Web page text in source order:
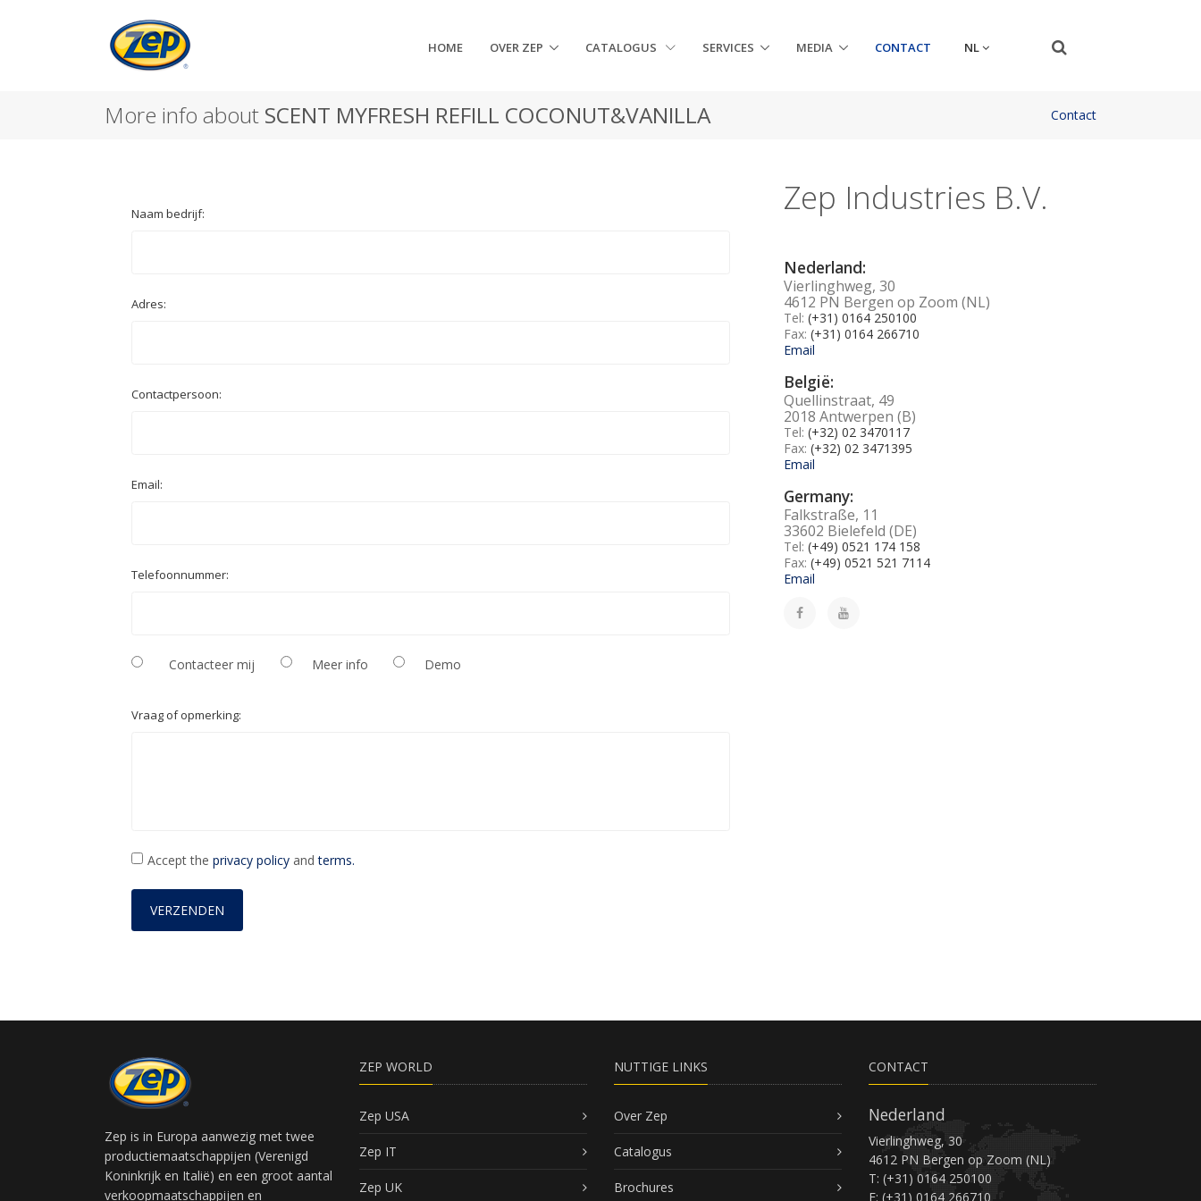
HOME OVER ZEP CATALOGUS SERVICES MEDIA CONTACT NL
More info about SCENT MYFRESH REFILL COCONUT&VANILLA Contact
Naam bedrijf:
Adres:
Contactpersoon:
Email:
Telefoonnummer:
Contacteer mij Meer info Demo
Vraag of opmerking:
Accept the privacy policyandterms.
Zep Industries B.V.
Nederland:
Vierlinghweg, 30
4612 PN Bergen op Zoom (NL)
Tel: (+31) 0164 250100
Fax: (+31) 0164 266710
Email
België:
Quellinstraat, 49
2018 Antwerpen (B)
Tel: (+32) 02 3470117
Fax: (+32) 02 3471395
Email
Germany:
Falkstraße, 11
33602 Bielefeld (DE)
Tel: (+49) 0521 174 158
Fax: (+49) 0521 521 7114
Email
Zep is in Europa aanwezig met twee
productiemaatschappijen (Verenigd
Koninkrijk en Italië) en een groot aantal
verkoopmaatschappijen en
ZEP WORLD
Zep USA
Zep IT
Zep UK
NUTTIGE LINKS
Over Zep
Catalogus
Brochures
CONTACT
Nederland
Vierlinghweg, 30
4612 PN Bergen op Zoom (NL)
T: (+31) 0164 250100
F: (+31) 0164 266710